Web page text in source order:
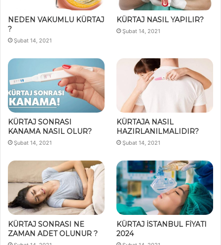
NEDEN VAKUMLU KÜRTAJ
?
Şubat 14, 2021
KÜRTAJ NASIL YAPILIR?
Şubat 14, 2021
KÜRTAJ SONRASI
KANAMA NASIL OLUR?
Şubat 14, 2021
KÜRTAJA NASIL
HAZIRLANILMALIDIR?
Şubat 14, 2021
KÜRTAJ SONRASI NE
ZAMAN ADET OLUNUR ?
KÜRTAJ İSTANBUL FİYATI
2024